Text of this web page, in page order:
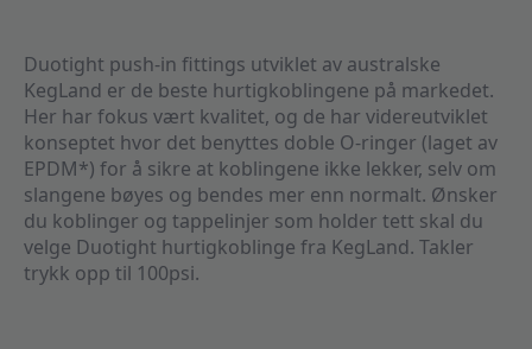
Duotight push-in fittings utviklet av australske
KegLand er de beste hurtigkoblingene på markedet.
Her har fokus vært kvalitet, og de har videreutviklet
konseptet hvor det benyttes doble O-ringer (laget av
EPDM*) for å sikre at koblingene ikke lekker, selv om
slangene bøyes og bendes mer enn normalt. Ønsker
du koblinger og tappelinjer som holder tett skal du
velge Duotight hurtigkoblinge fra KegLand. Takler
trykk opp til 100psi.